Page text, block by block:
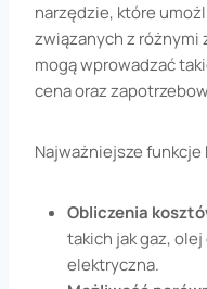
narzędzie, które
związanych z różnymi
mogą wprowadzać
cena oraz
Najważniejsze
Obliczenia
takich jak gaz,
elektryczna.